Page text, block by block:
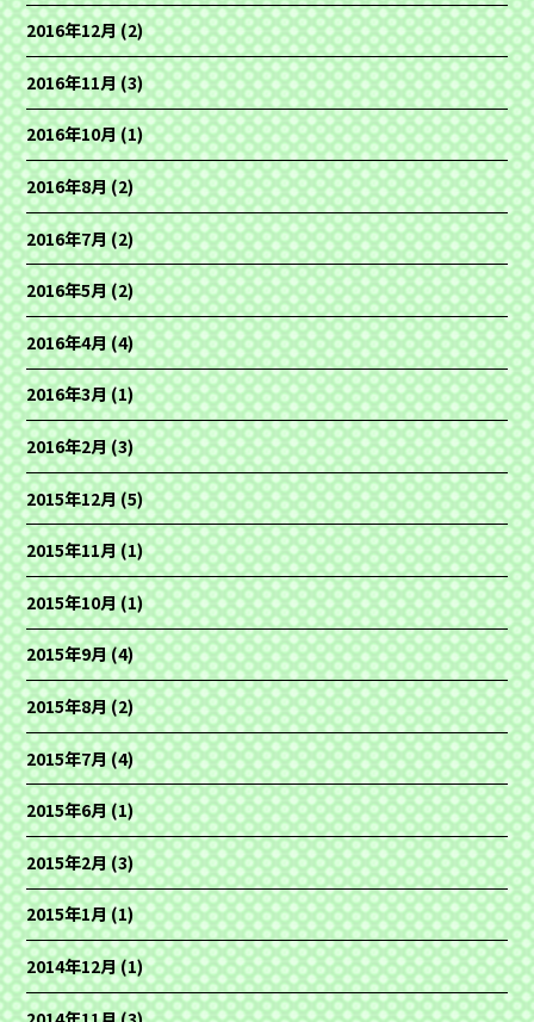
2016年12月(2)
2016年11月(3)
2016年10月(1)
2016年8月(2)
2016年7月(2)
2016年5月(2)
2016年4月(4)
2016年3月(1)
2016年2月(3)
2015年12月(5)
2015年11月(1)
2015年10月(1)
2015年9月(4)
2015年8月(2)
2015年7月(4)
2015年6月(1)
2015年2月(3)
2015年1月(1)
2014年12月(1)